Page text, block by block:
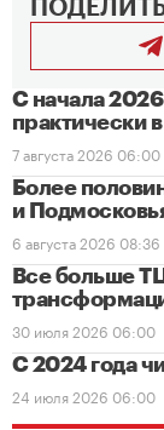
С начала
практически
7 августа 2026 06:00
Более
и
6 августа 2026 08:36
Все больше
30 июля 2026 06:00
С 2024 года
24 июля 2026 06:00